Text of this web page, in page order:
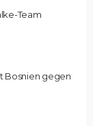
Team
Bosnien gegen